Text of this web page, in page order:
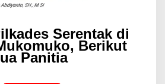
Serentak di
Berikut
Panitia